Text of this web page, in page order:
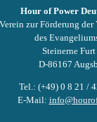
Hour of Power
Verein zur Förderung
des
Steinerne Furt
D-86167
Tel.: (+49) 0 8 21 /
E-Mail: